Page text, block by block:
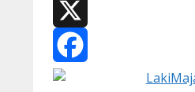
WhatsApp
X
Facebook